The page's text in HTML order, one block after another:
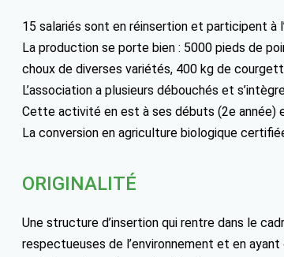
15 salariés sont en réinsertion et participent à
La production se porte bien : 5000 pieds de
choux de diverses variétés, 400 kg de
L’association a plusieurs débouchés et
Cette activité en est à ses débuts (2e année)
La conversion en agriculture biologique
ORIGINALITÉ
Une structure d’insertion qui rentre dans le
respectueuses de l’environnement et en